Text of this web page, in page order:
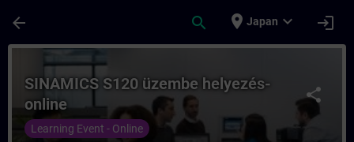
arrow_back search place Japan expand_more login
コース - SINAMICS S120 üzembe
share
SINAMICS S120 üzembe helyezés-
online
Learning Event - Online